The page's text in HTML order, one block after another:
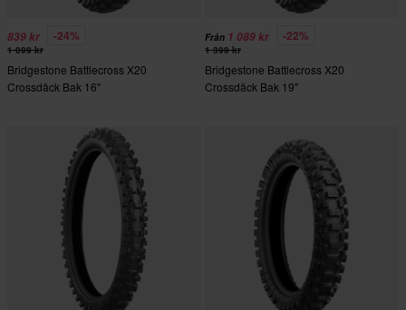
839 kr -24%
1 099 kr
Bridgestone Battlecross X20
Crossdäck Bak 16"
Från 1 089 kr -22%
1 399 kr
Bridgestone Battlecross X20
Crossdäck Bak 19"